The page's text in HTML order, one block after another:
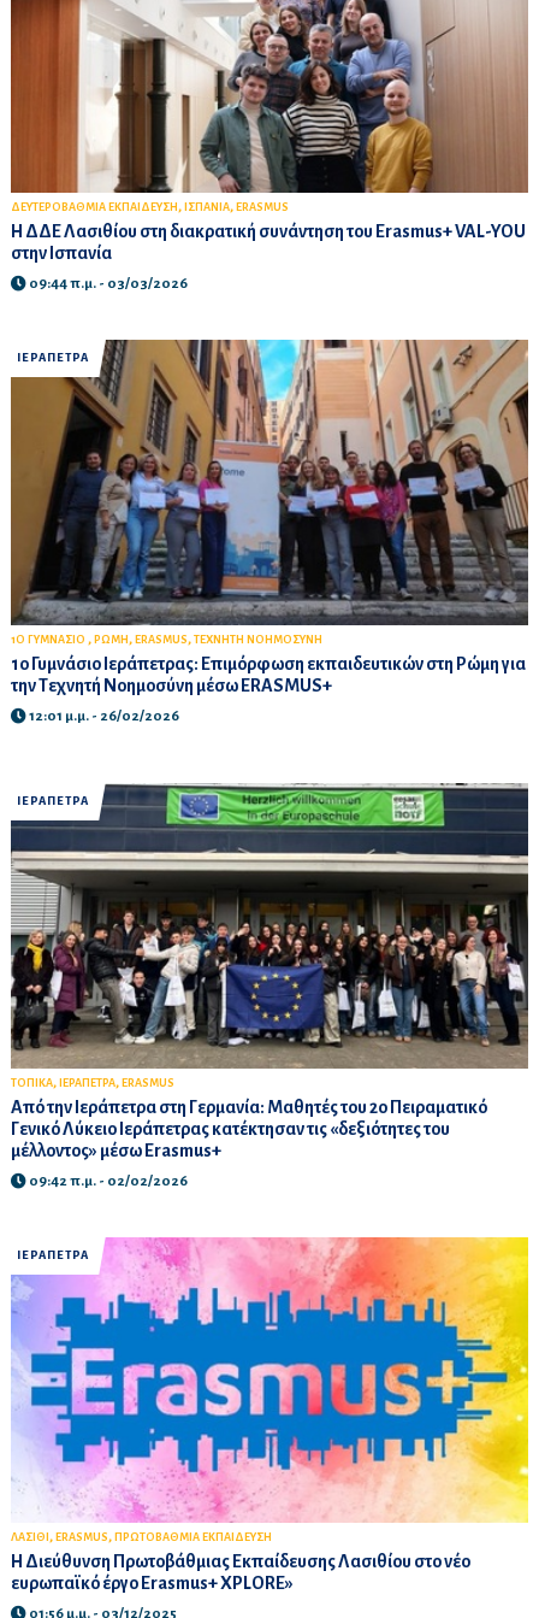
ΔΕΥΤΕΡΟΒΑΘΜΙΑ ΕΚΠΑΙΔΕΥΣΗ , ΙΣΠΑΝΙΑ, ERASMUS
Η ΔΔΕ Λασιθίου στη διακρατική συνάντηση του Erasmus+ VAL-YOU
στην Ισπανία
09:44 π.μ. - 03/03/2026
ΙΕΡΑΠΕΤΡΑ
1Ο ΓΥΜΝΑΣΙΟ , ΡΩΜΗ , ERASMUS, ΤΕΧΝΗΤΗ ΝΟΗΜΟΣΥΝΗ
1ο Γυμνάσιο Ιεράπετρας: Επιμόρφωση εκπαιδευτικών στη Ρώμη για
την Τεχνητή Νοημοσύνη μέσω ERASMUS+
12:01 μ.μ. - 26/02/2026
ΙΕΡΑΠΕΤΡΑ
ΤΟΠΙΚΑ, ΙΕΡΑΠΕΤΡΑ, ERASMUS
Από την Ιεράπετρα στη Γερμανία: Μαθητές του 2ο Πειραματικό
Γενικό Λύκειο Ιεράπετρας κατέκτησαν τις «δεξιότητες του
μέλλοντος» μέσω Erasmus+
09:42 π.μ. - 02/02/2026
ΙΕΡΑΠΕΤΡΑ
ΛΑΣΙΘΙ , ERASMUS, ΠΡΩΤΟΒΑΘΜΙΑ ΕΚΠΑΙΔΕΥΣΗ
Η Διεύθυνση Πρωτοβάθμιας Εκπαίδευσης Λασιθίου στο νέο
ευρωπαϊκό έργο Erasmus+ XPLORE»
01:56 μ.μ. - 03/12/2025